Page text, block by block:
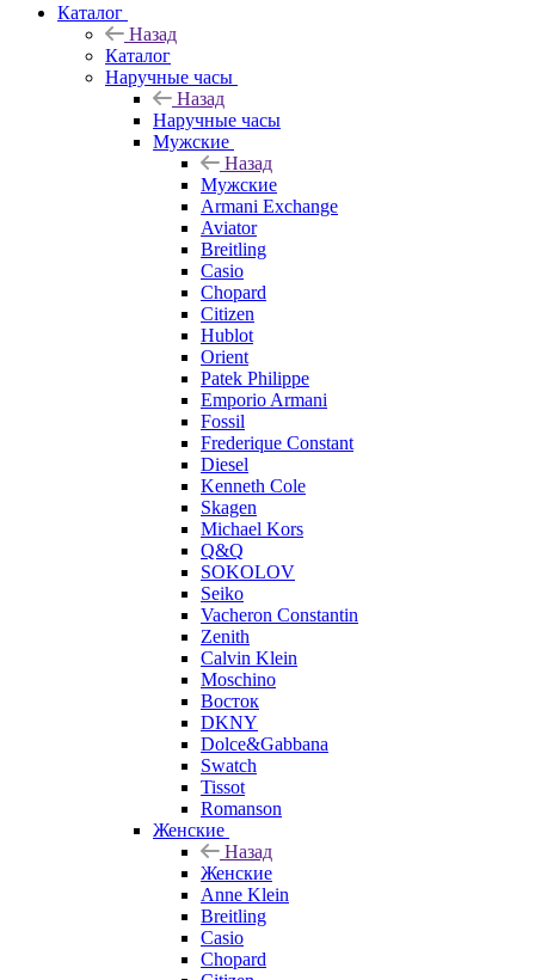
Каталог
Назад
Каталог
Наручные часы
Назад
Наручные часы
Мужские
Назад
Мужские
Armani Exchange
Aviator
Breitling
Casio
Chopard
Citizen
Hublot
Orient
Patek Philippe
Emporio Armani
Fossil
Frederique Constant
Diesel
Kenneth Cole
Skagen
Michael Kors
Q&Q
SOKOLOV
Seiko
Vacheron Constantin
Zenith
Calvin Klein
Moschino
Восток
DKNY
Dolce&Gabbana
Swatch
Tissot
Romanson
Женские
Назад
Женские
Anne Klein
Breitling
Casio
Chopard